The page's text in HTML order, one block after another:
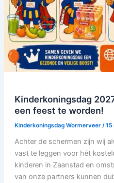
Kinderkoningsdag
een feest te worden!
Kinderkoningsdag Wormerveer /15
Achter de schermen zijn wij
vast te leggen voor hét
kinderen in Zaanstad en
van onze partners kunnen